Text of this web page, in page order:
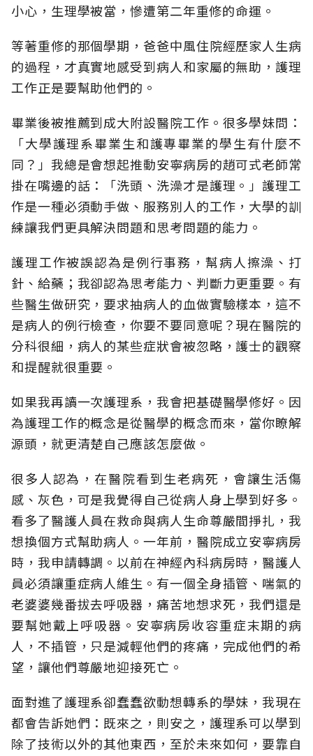
小心，生理學被當，慘遭第二年重修的命運。
等著重修的那個學期，爸爸中風住院經歷家人生病
的過程，才真實地感受到病人和家屬的無助，護理
工作正是要幫助他們的。
畢業後被推薦到成大附設醫院工作。很多學妹問：
「大學護理系畢業生和護專畢業的學生有什麼不
同？」我總是會想起推動安寧病房的趙可式老師常
掛在嘴邊的話：「洗頭、洗澡才是護理。」護理工
作是一種必須動手做、服務別人的工作，大學的訓
練讓我們更具解決問題和思考問題的能力。
護理工作被誤認為是例行事務，幫病人擦澡、打
針、給藥；我卻認為思考能力、判斷力更重要。有
些醫生做研究，要求抽病人的血做實驗樣本，這不
是病人的例行檢查，你要不要同意呢？現在醫院的
分科很細，病人的某些症狀會被忽略，護士的觀察
和提醒就很重要。
如果我再讀一次護理系，我會把基礎醫學修好。因
為護理工作的概念是從醫學的概念而來，當你瞭解
源頭，就更清楚自己應該怎麼做。
很多人認為，在醫院看到生老病死，會讓生活傷
感、灰色，可是我覺得自己從病人身上學到好多。
看多了醫護人員在救命與病人生命尊嚴間掙扎，我
想換個方式幫助病人。一年前，醫院成立安寧病房
時，我申請轉調。以前在神經內科病房時，醫護人
員必須讓重症病人維生。有一個全身插管、喘氣的
老婆婆幾番拔去呼吸器，痛苦地想求死，我們還是
要幫她戴上呼吸器。安寧病房收容重症末期的病
人，不插管，只是減輕他們的疼痛，完成他們的希
望，讓他們尊嚴地迎接死亡。
面對進了護理系卻蠢蠢欲動想轉系的學妹，我現在
都會告訴她們：既來之，則安之，護理系可以學到
除了技術以外的其他東西，至於未來如何，要靠自